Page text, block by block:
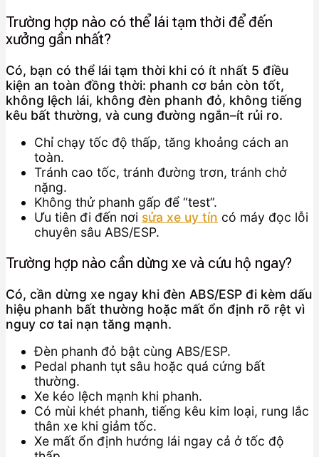
Trường hợp nào có thể lái tạm thời để đến
xưởng gần nhất?
Có, bạn có thể lái tạm thời khi có ít nhất 5 điều
kiện an toàn đồng thời: phanh cơ bản còn tốt,
không lệch lái, không đèn phanh đỏ, không tiếng
kêu bất thường, và cung đường ngắn–ít rủi ro.
Chỉ chạy tốc độ thấp, tăng khoảng cách an
toàn.
Tránh cao tốc, tránh đường trơn, tránh chở
nặng.
Không thử phanh gấp để “test”.
Ưu tiên đi đến nơi sửa xe uy tín có máy đọc lỗi
chuyên sâu ABS/ESP.
Trường hợp nào cần dừng xe và cứu hộ ngay?
Có, cần dừng xe ngay khi đèn ABS/ESP đi kèm dấu
hiệu phanh bất thường hoặc mất ổn định rõ rệt vì
nguy cơ tai nạn tăng mạnh.
Đèn phanh đỏ bật cùng ABS/ESP.
Pedal phanh tụt sâu hoặc quá cứng bất
thường.
Xe kéo lệch mạnh khi phanh.
Có mùi khét phanh, tiếng kêu kim loại, rung lắc
thân xe khi giảm tốc.
Xe mất ổn định hướng lái ngay cả ở tốc độ